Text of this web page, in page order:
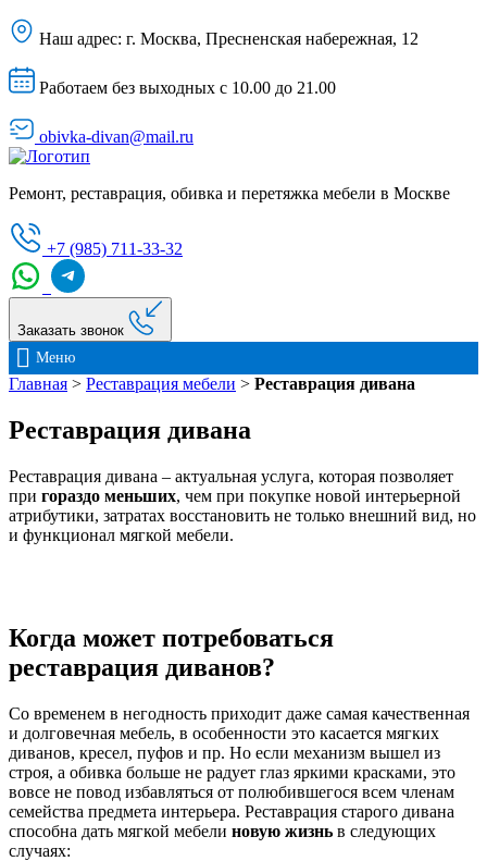
Наш адрес: г. Москва, Пресненская набережная, 12
Работаем без выходных с 10.00 до 21.00
obivka-divan@mail.ru
Ремонт, реставрация, обивка и перетяжка мебели в Москве
+7 (985) 711-33-32
Заказать звонок
Меню
Главная > Реставрация мебели > Реставрация дивана
Реставрация дивана
Реставрация дивана – актуальная услуга, которая позволяет
при гораздо меньших, чем при покупке новой интерьерной
атрибутики, затратах восстановить не только внешний вид, но
и функционал мягкой мебели.
Когда может потребоваться
реставрация диванов?
Со временем в негодность приходит даже самая качественная
и долговечная мебель, в особенности это касается мягких
диванов, кресел, пуфов и пр. Но если механизм вышел из
строя, а обивка больше не радует глаз яркими красками, это
вовсе не повод избавляться от полюбившегося всем членам
семейства предмета интерьера. Реставрация старого дивана
способна дать мягкой мебели новую жизнь в следующих
случаях: